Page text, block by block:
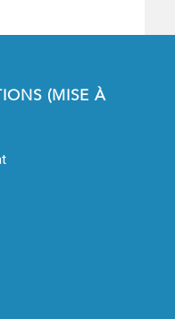
(MISE À